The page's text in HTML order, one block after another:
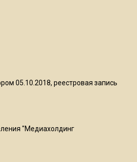
хлебозавода в
05.10.2018, реестровая запись
"Медиахолдинг